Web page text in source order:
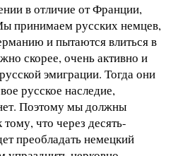
в отличие от Франции,
принимаем русских немцев,
и пытаются влиться в
скорее, очень активно и
эмиграции. Тогда они
русское наследие,
Поэтому мы должны
что через десять-
преобладать немецкий